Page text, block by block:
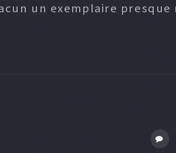
un exemplaire